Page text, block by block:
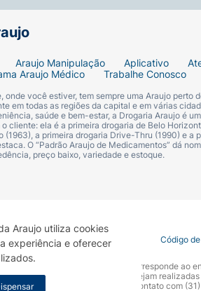
Araujo utiliza cookies
experiência e oferecer
Araujo Manipulação Aplicativo
Araujo Médico Trabalhe Conosco
onde você estiver, tem sempre uma Araujo
em todas as regiões da capital e em várias
saúde e bem-estar, a Drogaria Araujo é
cliente: ela é a primeira drogaria de Belo
(1963), a primeira drogaria Drive-Thru (1990) e
O “Padrão Araujo de Medicamentos” dá
preço baixo, variedade e estoque.
Portal da Privacidade Covid-19 Código
S/A informa que o seu site oficial corresponde
recomendamos que não sejam
de dúvidas, gentileza entrar em contato com